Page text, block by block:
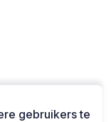
gebruikers te